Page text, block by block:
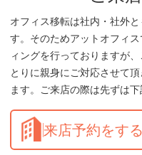
オフィス移転は社内・社外
す。そのためアットオフィ
ィングを行っておりますが
とりに親身にご対応させて
ます。ご来店の際は先ずは下
来店予約をする